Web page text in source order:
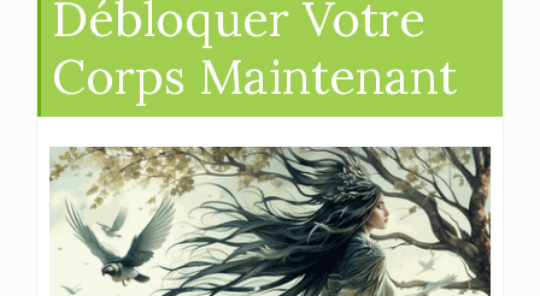
Débloquer Votre
Corps Maintenant